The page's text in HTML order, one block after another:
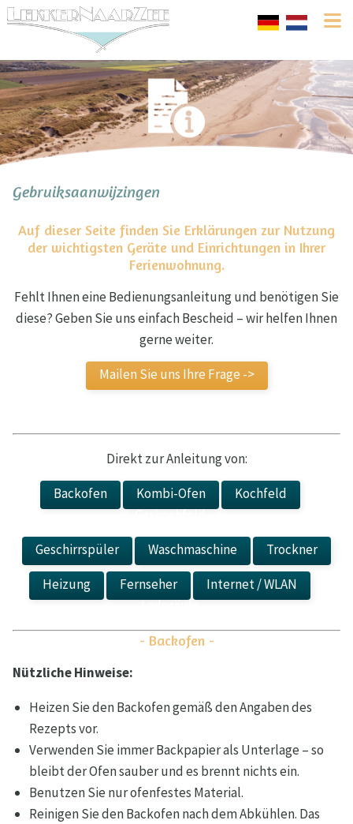
Gebruiksaanwijzingen
Auf dieser Seite finden Sie Erklärungen zur Nutzung
der wichtigsten Geräte und Einrichtungen in Ihrer
Ferienwohnung.
Fehlt Ihnen eine Bedienungsanleitung und benötigen Sie
diese? Geben Sie uns einfach Bescheid – wir helfen Ihnen
gerne weiter.
Mailen Sie uns Ihre Frage ->
Direkt zur Anleitung von:
Backofen
Kombi-Ofen
Kochfeld
Gaskochfeld
Geschirrspüler
Waschmaschine
Trockner
Heizung
Fernseher
Internet / WLAN
Ladesäule
- Backofen -
Nützliche Hinweise:
Heizen Sie den Backofen gemäß den Angaben des
Rezepts vor.
Verwenden Sie immer Backpapier als Unterlage – so
bleibt der Ofen sauber und es brennt nichts ein.
Benutzen Sie nur ofenfestes Material.
Reinigen Sie den Backofen nach dem Abkühlen. Das